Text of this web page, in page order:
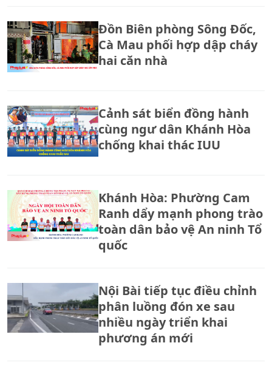
Đồn Biên phòng Sông Đốc,
Cà Mau phối hợp dập cháy
hai căn nhà
Cảnh sát biển đồng hành
cùng ngư dân Khánh Hòa
chống khai thác IUU
Khánh Hòa: Phường Cam
Ranh dẩy mạnh phong trào
toàn dân bảo vệ An ninh Tổ
quốc
Nội Bài tiếp tục điều chỉnh
phân luồng đón xe sau
nhiều ngày triển khai
phương án mới